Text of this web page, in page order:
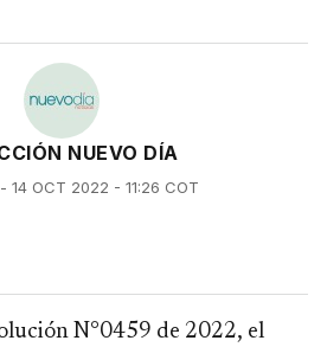
NUEVO DÍA
14 OCT 2022 - 11:26 COT
N°0459 de 2022, el